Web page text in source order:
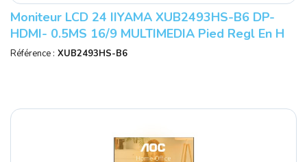
Moniteur LCD 24 IIYAMA XUB2493HS-B6 DP-
HDMI- 0.5MS 16/9 MULTIMEDIA Pied Regl En H
/pivot - Dalle IPS GARANTIE CONSTRUCTE
Référence : XUB2493HS-B6